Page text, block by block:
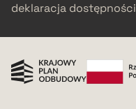
deklaracja dostępności